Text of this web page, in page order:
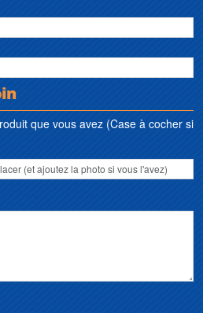
que vous avez (Case à cocher si